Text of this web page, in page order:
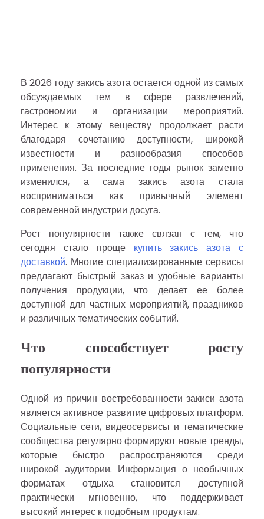
В 2026 году закись азота остается одной из самых
обсуждаемых тем в сфере развлечений,
гастрономии и организации мероприятий.
Интерес к этому веществу продолжает расти
благодаря сочетанию доступности, широкой
известности и разнообразия способов
применения. За последние годы рынок заметно
изменился, а сама закись азота стала
восприниматься как привычный элемент
современной индустрии досуга.
Рост популярности также связан с тем, что
сегодня стало проще купить закись азота с
доставкой. Многие специализированные сервисы
предлагают быстрый заказ и удобные варианты
получения продукции, что делает ее более
доступной для частных мероприятий, праздников
и различных тематических событий.
Что способствует росту
популярности
Одной из причин востребованности закиси азота
является активное развитие цифровых платформ.
Социальные сети, видеосервисы и тематические
сообщества регулярно формируют новые тренды,
которые быстро распространяются среди
широкой аудитории. Информация о необычных
форматах отдыха становится доступной
практически мгновенно, что поддерживает
высокий интерес к подобным продуктам.